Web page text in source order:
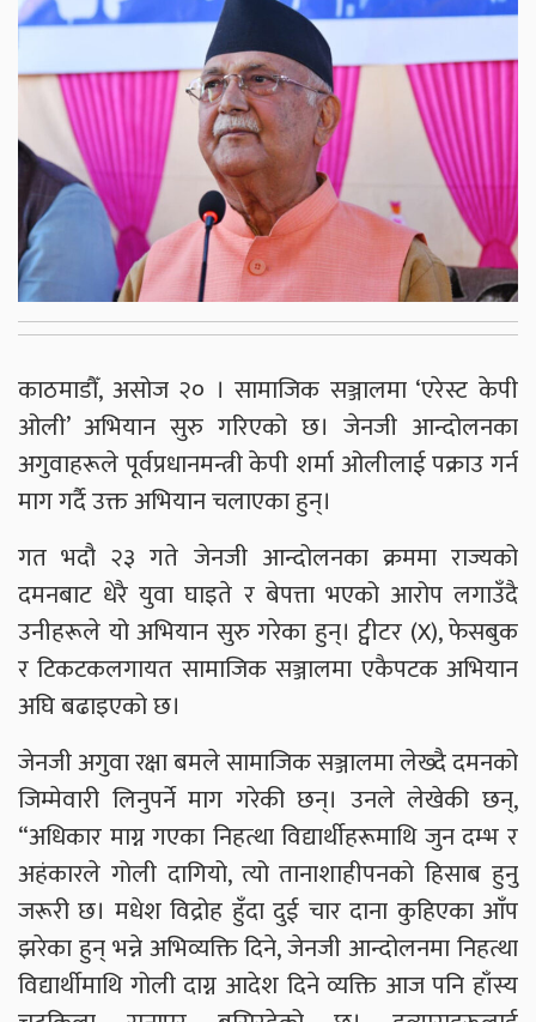
काठमाडौँ, असोज २० । सामाजिक सञ्जालमा ‘एरेस्ट केपी
ओली’ अभियान सुरु गरिएको छ। जेनजी आन्दोलनका
अगुवाहरूले पूर्वप्रधानमन्त्री केपी शर्मा ओलीलाई पक्राउ गर्न
माग गर्दै उक्त अभियान चलाएका हुन्।
गत भदौ २३ गते जेनजी आन्दोलनका क्रममा राज्यको
दमनबाट धेरै युवा घाइते र बेपत्ता भएको आरोप लगाउँदै
उनीहरूले यो अभियान सुरु गरेका हुन्। ट्वीटर (X), फेसबुक
र टिकटकलगायत सामाजिक सञ्जालमा एकैपटक अभियान
अघि बढाइएको छ।
जेनजी अगुवा रक्षा बमले सामाजिक सञ्जालमा लेख्दै दमनको
जिम्मेवारी लिनुपर्ने माग गरेकी छन्। उनले लेखेकी छन्,
“अधिकार माग्न गएका निहत्था विद्यार्थीहरूमाथि जुन दम्भ र
अहंकारले गोली दागियो, त्यो तानाशाहीपनको हिसाब हुनु
जरूरी छ। मधेश विद्रोह हुँदा दुई चार दाना कुहिएका आँप
झरेका हुन् भन्ने अभिव्यक्ति दिने, जेनजी आन्दोलनमा निहत्था
विद्यार्थीमाथि गोली दाग्न आदेश दिने व्यक्ति आज पनि हाँस्य